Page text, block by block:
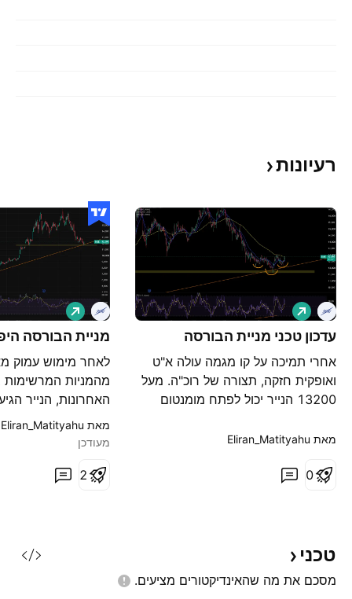
רעיונות
עדכון טכני מניית הבורסה
אחרי תמיכה על קו מגמה עולה א"ט
ואופקית חזקה, תצורה של רוכ"ה. מעל
13200 הנייר יכול לפתח מומנטום
במומנטום חיובי. טרייד פעיל עם אופק
ל
ו
נ
ג
מאת ‎Eliran_Matityahu‎
0
מניית הבורסה
לאחר מימוש עמוק
מהמניות המרשימות
האחרונות, הנייר
מפגש של קו מגמה
ואופקית חזקה,
במחזור גבוה מאוד.
ל
ו
נ
מאת ‎Eliran_Matityahu‎
מעודכן
2
טכני
מסכם את מה שהאינדיקטורים מציעים.